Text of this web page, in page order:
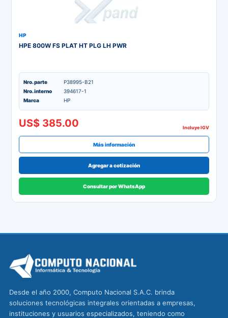
HP
HPE 800W FS PLAT HT PLG LH PWR
Nro. parte
P38995-B21
Nro. interno
394617-1
Marca
HP
US$ 385.00 Incluye IGV
Más información
Agregar a cotización
Consultar por WhatsApp
Desde el año 2000, Computo Nacional S.A.C. brinda
soluciones tecnológicas integrales orientadas a empresas,
instituciones y usuarios especializados, teniendo como